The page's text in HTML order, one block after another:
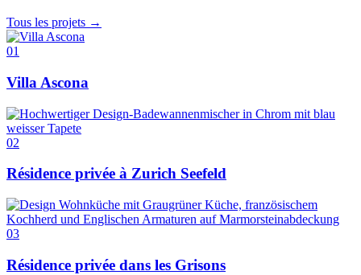
Tous les projets →
01
Villa Ascona
02
Résidence privée à Zurich Seefeld
03
Résidence privée dans les Grisons